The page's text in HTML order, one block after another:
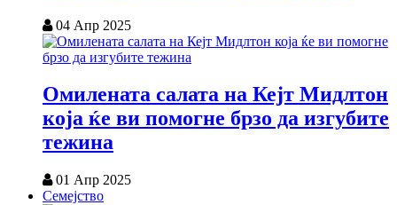
04 Апр 2025
Омилената салата на Кејт Мидлтон
која ќе ви помогне брзо да изгубите
тежина
01 Апр 2025
Семејство